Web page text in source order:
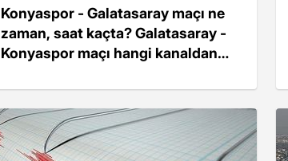
Konyaspor - Galatasaray maçı ne
zaman, saat kaçta? Galatasaray -
Konyaspor maçı hangi kanaldan